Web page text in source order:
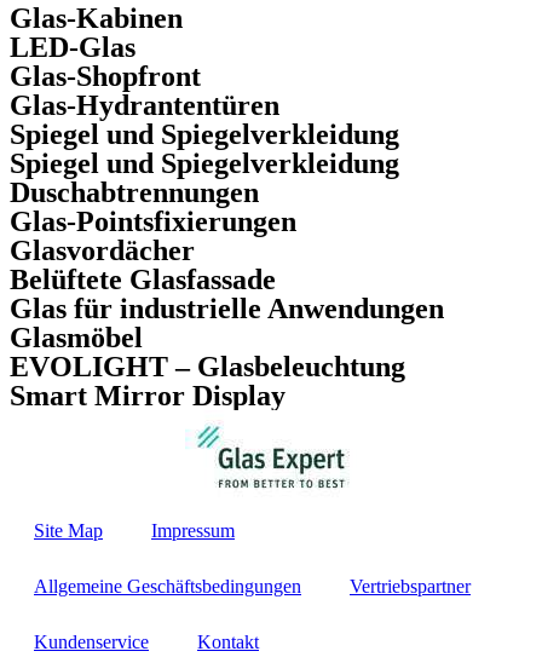
Glas-Kabinen
LED-Glas
Glas-Shopfront
Glas-Hydrantentüren
Spiegel und Spiegelverkleidung
Spiegel und Spiegelverkleidung
Duschabtrennungen
Glas-Pointsfixierungen
Glasvordächer
Belüftete Glasfassade
Glas für industrielle Anwendungen
Glasmöbel
EVOLIGHT – Glasbeleuchtung
Smart Mirror Display
Site Map Impressum
Allgemeine Geschäftsbedingungen Vertriebspartner
Kundenservice Kontakt